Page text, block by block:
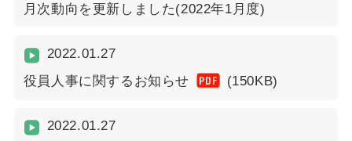
月次動向を更新しました(2022年1月度)
2022.01.27
役員人事に関するお知らせ
PDF (150KB)
2022.01.27